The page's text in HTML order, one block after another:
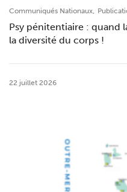
Communiqués Nationaux,
Psy pénitentiaire : quand
la diversité du corps !
22 juillet 2026